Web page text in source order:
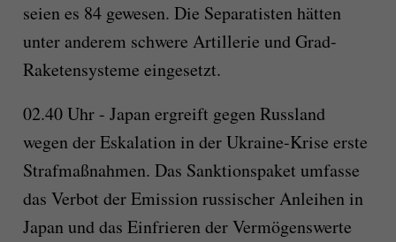
seien es 84 gewesen. Die Separatisten hätten
unter anderem schwere Artillerie und Grad-
Raketensysteme eingesetzt.
02.40 Uhr - Japan ergreift gegen Russland
wegen der Eskalation in der Ukraine-Krise erste
Strafmaßnahmen. Das Sanktionspaket umfasse
das Verbot der Emission russischer Anleihen in
Japan und das Einfrieren der Vermögenswerte